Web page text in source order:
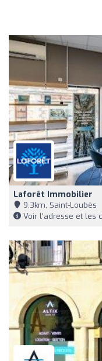
Laforêt Immobilier
9,3km, Saint-Loubès
Voir l'adresse et les